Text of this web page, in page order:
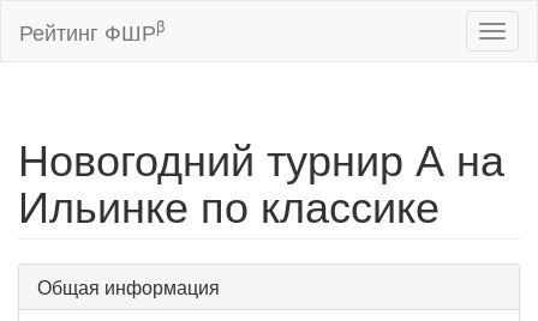
Рейтинг ФШРβ
Новогодний турнир А на
Ильинке по классике
Общая информация